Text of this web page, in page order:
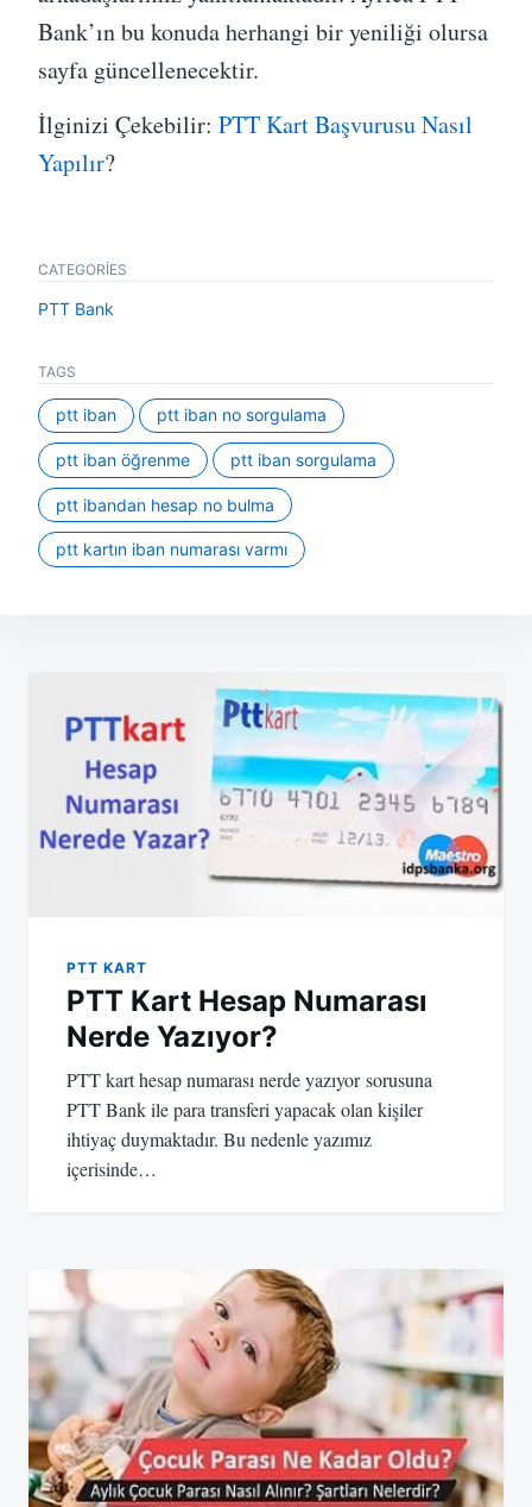
Bank’ın bu konuda herhangi bir yeniliği olursa
sayfa güncellenecektir.
İlginizi Çekebilir: PTT Kart Başvurusu Nasıl
Yapılır?
CATEGORIES
PTT Bank
TAGS
ptt iban ptt iban no sorgulama
ptt iban öğrenme ptt iban sorgulama
ptt ibandan hesap no bulma
ptt kartın iban numarası varmı
PTT KART
PTT Kart Hesap Numarası
Nerde Yazıyor?
PTT kart hesap numarası nerde yazıyor sorusuna
PTT Bank ile para transferi yapacak olan kişiler
ihtiyaç duymaktadır. Bu nedenle yazımız
içerisinde…